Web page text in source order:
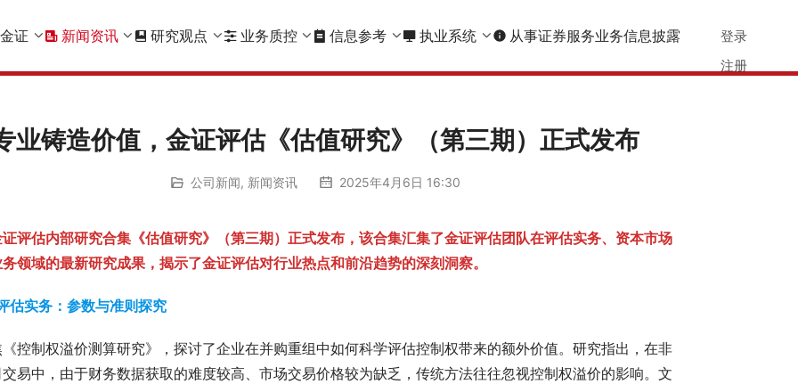
证 新闻资讯 研究观点 业务质控 信息参考 执业系统 info 从事证券服务业务信息披露
登录
注册
业铸造价值，金证评估《估值研究》（第三期）正式发布
公司新闻, 新闻资讯 2025年4月6日 16:30
评估内部研究合集《估值研究》（第三期）正式发布，该合集汇集了金证评估团队在评估实务、资本市场
领域的最新研究成果，揭示了金证评估对行业热点和前沿趋势的深刻洞察。
估实务：参数与准则探究
控制权溢价测算研究》，探讨了企业在并购重组中如何科学评估控制权带来的额外价值。研究指出，在非
易中，由于财务数据获取的难度较高、市场交易价格较为缺乏，传统方法往往忽视控制权溢价的影响。文